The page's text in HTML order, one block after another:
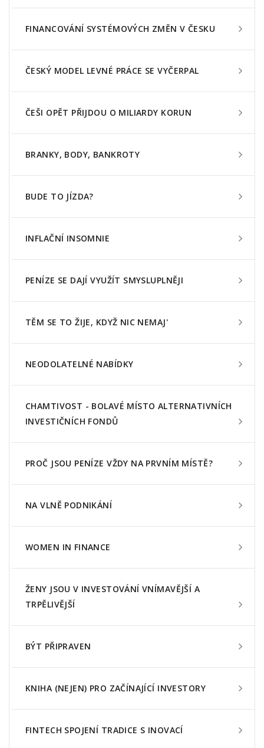
FINANCOVÁNÍ SYSTÉMOVÝCH ZMĚN V ČESKU
ČESKÝ MODEL LEVNÉ PRÁCE SE VYČERPAL
ČEŠI OPĚT PŘIJDOU O MILIARDY KORUN
BRANKY, BODY, BANKROTY
BUDE TO JÍZDA?
INFLAČNÍ INSOMNIE
PENÍZE SE DAJÍ VYUŽÍT SMYSLUPLNĚJI
TĚM SE TO ŽIJE, KDYŽ NIC NEMAJ'
NEODOLATELNÉ NABÍDKY
CHAMTIVOST - BOLAVÉ MÍSTO ALTERNATIVNÍCH
INVESTIČNÍCH FONDŮ
PROČ JSOU PENÍZE VŽDY NA PRVNÍM MÍSTĚ?
NA VLNĚ PODNIKÁNÍ
WOMEN IN FINANCE
ŽENY JSOU V INVESTOVÁNÍ VNÍMAVĚJŠÍ A
TRPĚLIVĚJŠÍ
BÝT PŘIPRAVEN
KNIHA (NEJEN) PRO ZAČÍNAJÍCÍ INVESTORY
FINTECH SPOJENÍ TRADICE S INOVACÍ